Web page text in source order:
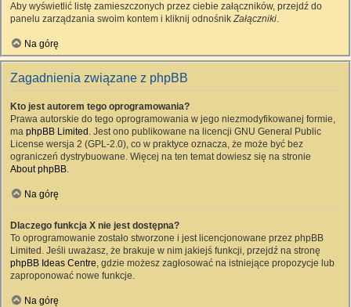
Aby wyświetlić listę zamieszczonych przez ciebie załączników, przejdź do
panelu zarządzania swoim kontem i kliknij odnośnikZałączniki.
Na górę
Zagadnienia związane z phpBB
Kto jest autorem tego oprogramowania?
Prawa autorskie do tego oprogramowania w jego niezmodyfikowanej formie,
ma phpBB Limited . Jest ono publikowane na licencji GNU General Public
License wersja 2 (GPL-2.0), co w praktyce oznacza, że może być bez
ograniczeń dystrybuowane. Więcej na ten temat dowiesz się na stronie
About phpBB.
Na górę
Dlaczego funkcja X nie jest dostępna?
To oprogramowanie zostało stworzone i jest licencjonowane przez phpBB
Limited. Jeśli uważasz, że brakuje w nim jakiejś funkcji, przejdź na stronę
phpBB Ideas Centre, gdzie możesz zagłosować na istniejące propozycje lub
zaproponować nowe funkcje.
Na górę